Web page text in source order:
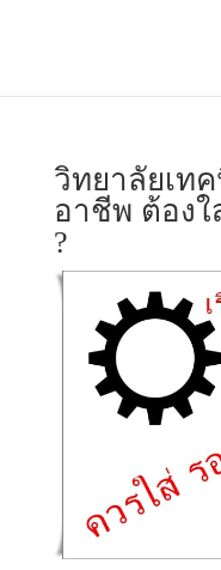
วิทยาลัยเท
อาชีพ ต้องใ
?